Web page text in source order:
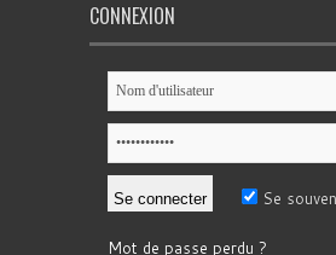
CONNEXION
Se
Mot de passe perdu ?